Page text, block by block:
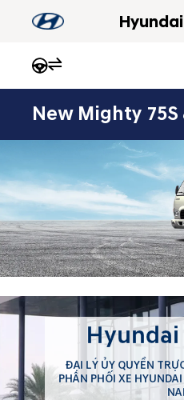
New Mighty 75S
Hyundai
ĐẠI LÝ ỦY QUYỀN
PHÂN PHỐI XE